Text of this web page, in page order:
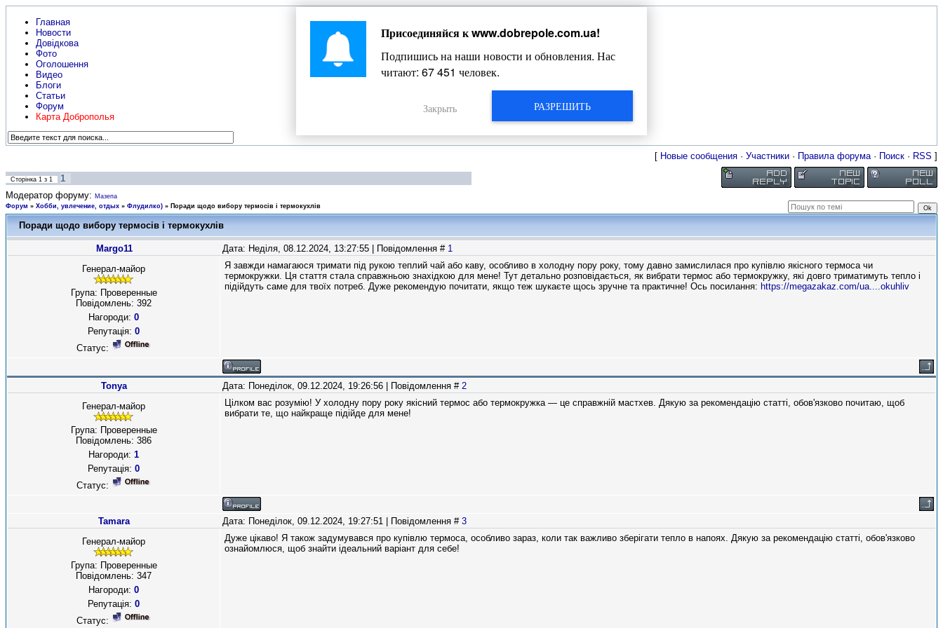
Главная
Новости
Довідкова
Фото
Оголошення
Видео
Блоги
Статьи
Форум
Карта Доброполья
Жизнь Добропольского края
[ Новые сообщения · Участники · Правила форума· Поиск · RSS ]
Сторінка 1 з 1
1
Модератор форуму: Мазепа
Форум » Хобби, увлечение, отдых » Флудилко) » Поради щодо вибору термосів і термокухлів
Поради щодо вибору термосів і термокухлів
Margo11 Дата: Неділя, 08.12.2024, 13:27:55 | Повідомлення # 1
Генерал-майор
Група: Проверенные
Повідомлень: 392
Нагороди: 0
Репутація: 0
Статус:
Я завжди намагаюся тримати під рукою теплий чай або каву, особливо в холодну пору року, тому давно замислилася про купівлю якісного термоса чи
термокружки. Ця стаття стала справжньою знахідкою для мене! Тут детально розповідається, як вибрати термос або термокружку, які довго триматимуть тепло і
підійдуть саме для твоїх потреб. Дуже рекомендую почитати, якщо теж шукаєте щось зручне та практичне! Ось посилання: https://megazakaz.com/ua....okuhliv
Tonya Дата: Понеділок, 09.12.2024, 19:26:56 | Повідомлення # 2
Генерал-майор
Група: Проверенные
Повідомлень: 386
Нагороди: 1
Репутація: 0
Статус:
Цілком вас розумію! У холодну пору року якісний термос або термокружка — це справжній мастхев. Дякую за рекомендацію статті, обов'язково почитаю, щоб
вибрати те, що найкраще підійде для мене!
Tamara Дата: Понеділок, 09.12.2024, 19:27:51 | Повідомлення # 3
Генерал-майор
Група: Проверенные
Повідомлень: 347
Нагороди: 0
Репутація: 0
Статус:
Дуже цікаво! Я також задумувався про купівлю термоса, особливо зараз, коли так важливо зберігати тепло в напоях. Дякую за рекомендацію статті, обов'язково
ознайомлюся, щоб знайти ідеальний варіант для себе!
Присоединяйся кwww.dobrepole.com.ua!
Подпишись на наши новости и обновления. Нас
читают: 67 451 человек.
РАЗРЕШИТЬ
Закрыть